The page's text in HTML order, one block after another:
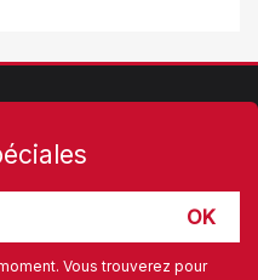
Vous trouverez pour